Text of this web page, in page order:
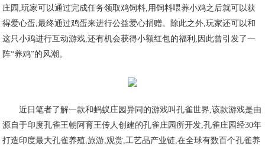
庄园,玩家可以通过完成任务领取鸡饲料,用饲料喂养小鸡之后就可以获
得爱心蛋,最终通过鸡蛋来进行公益爱心捐赠。除此之外,玩家还可以和
这只小鸡进行互动游戏,还有机会获得小额红包的福利,因此曾引发了一
阵“养鸡”的风潮。
近日笔者了解一款和蚂蚁庄园异同的游戏叫孔雀世界,该款游戏是由
源自于印度孔雀王朝阿育王传人创建的孔雀庄园所开发,孔雀庄园经30年
打造印度最大孔雀养殖,旅游,观赏,工艺品产业链,在全球有数百个孔雀养